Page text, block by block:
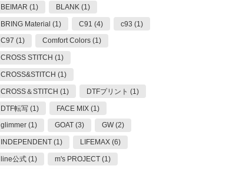
BEIMAR (1) BLANK (1)
BRING Material (1) C91 (4) c93 (1)
C97 (1) Comfort Colors (1)
CROSS STITCH (1)
CROSS&STITCH (1)
CROSS＆STITCH (1) DTFプリント (1)
DTF転写 (1) FACE MIX (1)
glimmer (1) GOAT (3) GW (2)
INDEPENDENT (1) LIFEMAX (6)
line公式 (1) m's PROJECT (1)